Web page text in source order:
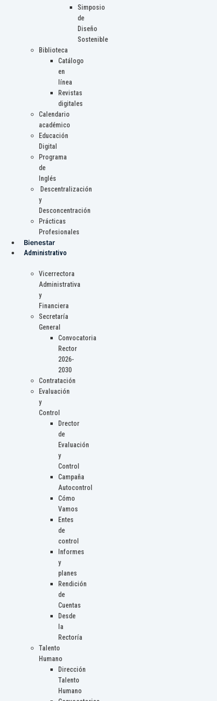
Simposio
de
Diseño
Sostenible
Biblioteca
Catálogo
en
línea
Revistas
digitales
Calendario
académico
Educación
Digital
Programa
de
Inglés
Descentralización
y
Desconcentración
Prácticas
Profesionales
Bienestar
Administrativo
Vicerrectora
Administrativa
y
Financiera
Secretaría
General
Convocatoria
Rector
2026-
2030
Contratación
Evaluación
y
Control
Drector
de
Evaluación
y
Control
Campaña
Autocontrol
Cómo
Vamos
Entes
de
control
Informes
y
planes
Rendición
de
Cuentas
Desde
la
Rectoría
Talento
Humano
Dirección
Talento
Humano